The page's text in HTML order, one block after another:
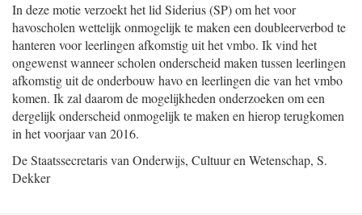
In deze motie verzoekt het lid Siderius (SP) om het voor
havoscholen wettelijk onmogelijk te maken een doubleerverbod te
hanteren voor leerlingen afkomstig uit het vmbo. Ik vind het
ongewenst wanneer scholen onderscheid maken tussen leerlingen
afkomstig uit de onderbouw havo en leerlingen die van het vmbo
komen. Ik zal daarom de mogelijkheden onderzoeken om een
dergelijk onderscheid onmogelijk te maken en hierop terugkomen
in het voorjaar van 2016.
De Staatssecretaris van Onderwijs, Cultuur en Wetenschap, S.
Dekker